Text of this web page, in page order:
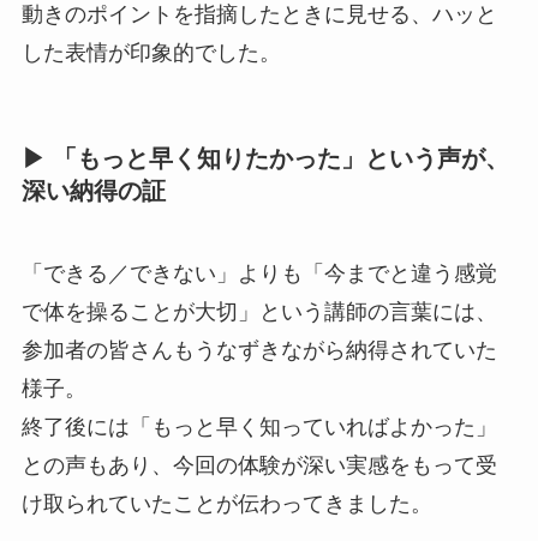
動きのポイントを指摘したときに見せる、ハッと
した表情が印象的でした。
▶︎ 「もっと早く知りたかった」という声が、
深い納得の証
「できる／できない」よりも「今までと違う感覚
で体を操ることが大切」という講師の言葉には、
参加者の皆さんもうなずきながら納得されていた
様子。
終了後には「もっと早く知っていればよかった」
との声もあり、今回の体験が深い実感をもって受
け取られていたことが伝わってきました。